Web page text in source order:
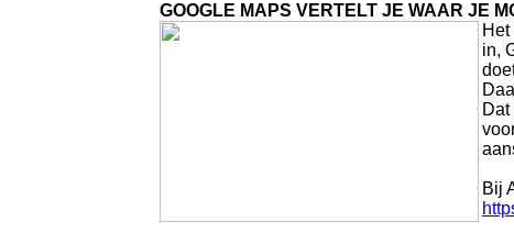
GOOGLE MAPS VERTELT JE WAAR JE
in,
Bij